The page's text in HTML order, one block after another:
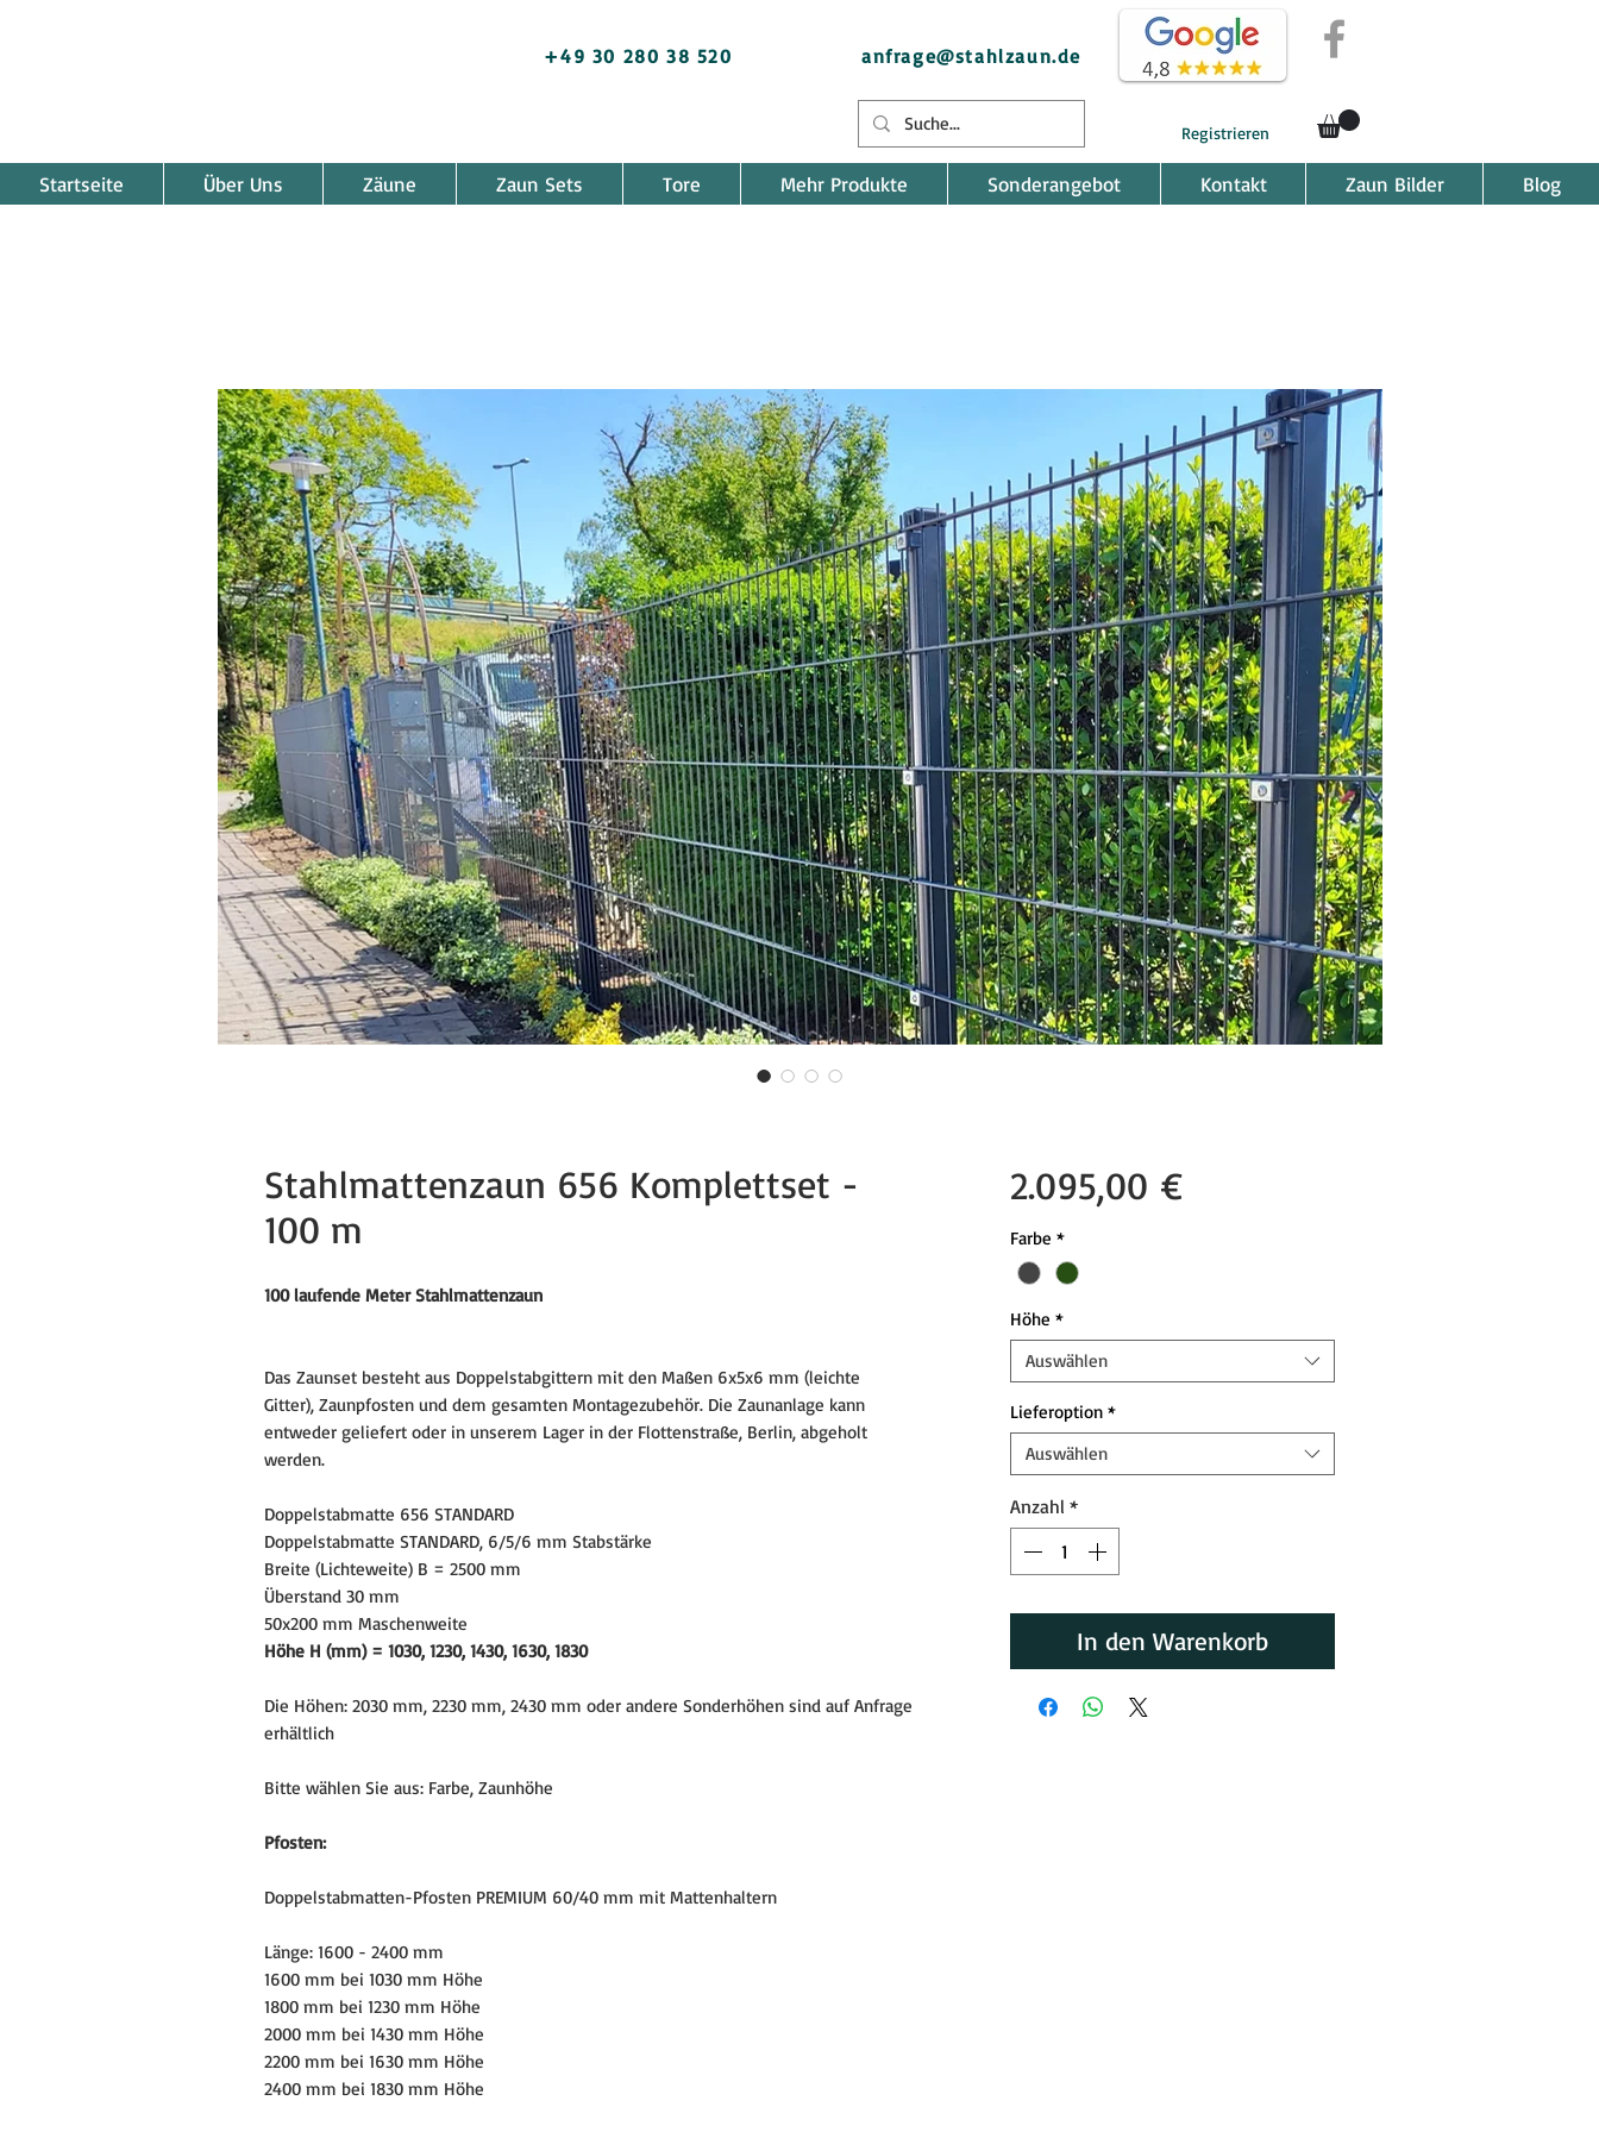
+49 30 280 38 520 anfrage@stahlzaun.de
Registrieren
Startseite Über Uns Zäune Zaun Sets Tore Mehr Produkte Sonderangebot Kontakt Zaun Bilder Blog
Stahlmattenzaun 656 Komplettset -
100 m
100 laufende Meter Stahlmattenzaun
Das Zaunset besteht aus Doppelstabgittern mit den Maßen 6x5x6 mm (leichte
Gitter), Zaunpfosten und dem gesamten Montagezubehör. Die Zaunanlage kann
entweder geliefert oder in unserem Lager in der Flottenstraße, Berlin, abgeholt
werden.
Doppelstabmatte 656 STANDARD
Doppelstabmatte STANDARD, 6/5/6 mm Stabstärke
Breite (Lichteweite) B = 2500 mm
Überstand 30 mm
50x200 mm Maschenweite
Höhe H (mm) = 1030, 1230, 1430, 1630, 1830
Die Höhen: 2030 mm, 2230 mm, 2430 mm oder andere Sonderhöhen sind auf Anfrage
erhältlich
Bitte wählen Sie aus: Farbe, Zaunhöhe
Pfosten:
Doppelstabmatten-Pfosten PREMIUM 60/40 mm mit Mattenhaltern
Länge: 1600 - 2400 mm
1600 mm bei 1030 mm Höhe
1800 mm bei 1230 mm Höhe
2000 mm bei 1430 mm Höhe
2200 mm bei 1630 mm Höhe
2400 mm bei 1830 mm Höhe
2.095,00 €Preis
Farbe *
Höhe *
Auswählen
Lieferoption *
Auswählen
Anzahl *
In den Warenkorb